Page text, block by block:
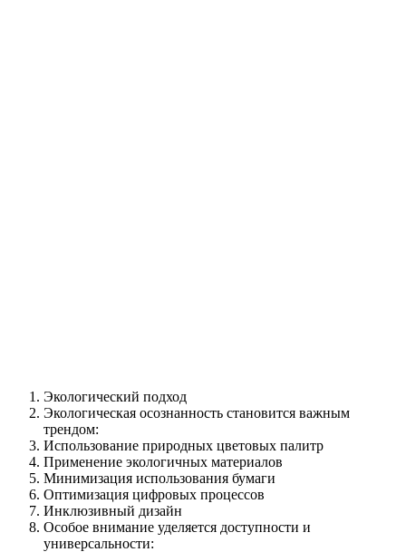
Экологический подход
Экологическая осознанность становится важным
трендом:
Использование природных цветовых палитр
Применение экологичных материалов
Минимизация использования бумаги
Оптимизация цифровых процессов
Инклюзивный дизайн
Особое внимание уделяется доступности и
универсальности: